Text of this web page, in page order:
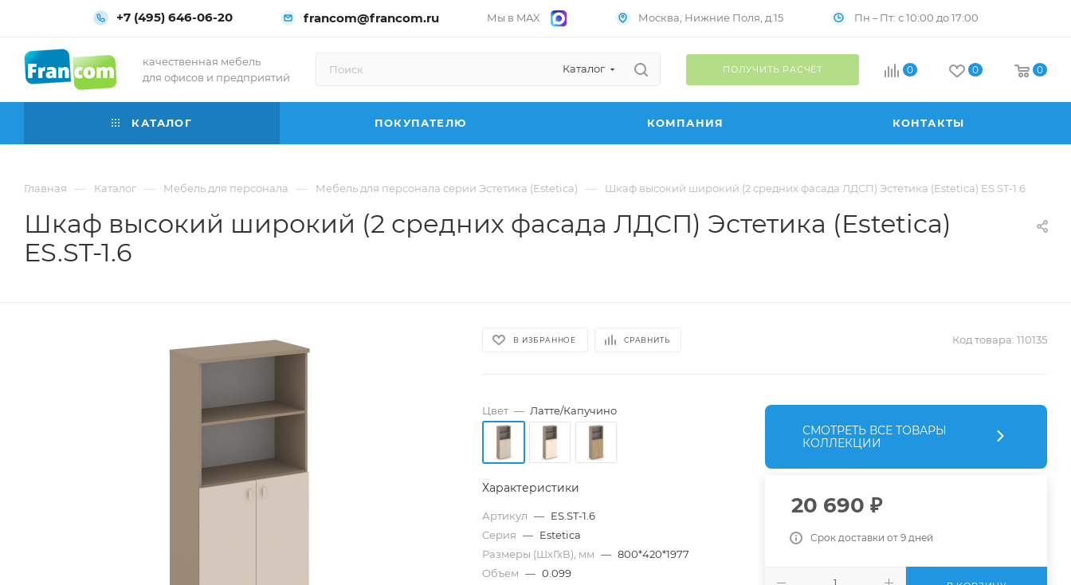
+7 (495) 646-06-20 francom@francom.ru Мы в MAX Москва, Нижние Поля, д.15 Пн – Пт: с 10:00 до 17:00
качественная мебель
для офисов и предприятий
Каталог ПОЛУЧИТЬ РАСЧЁТ 0 0 0
КАТАЛОГ ПОКУПАТЕЛЮ КОМПАНИЯ КОНТАКТЫ
Главная — Каталог — Мебель для персонала — Мебель для персонала серии Эстетика (Estetica) — Шкаф высокий широкий (2 средних фасада ЛДСП) Эстетика (Estetica) ES.ST-1.6
Шкаф высокий широкий (2 средних фасада ЛДСП) Эстетика (Estetica)
ES.ST-1.6
В ИЗБРАННОЕ СРАВНИТЬ Код товара: 110135
Цвет — Латте/Капучино
Характеристики
Артикул — ES.ST-1.6
Серия — Estetica
Размеры (ШхГхВ), мм — 800*420*1977
Объем — 0.099
СМОТРЕТЬ ВСЕ ТОВАРЫ
КОЛЛЕКЦИИ
20 690 ₽
Срок доставки от 9 дней